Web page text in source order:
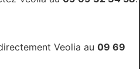
Veolia au 09 69